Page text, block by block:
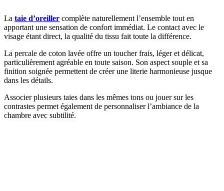
La taie d’oreiller complète naturellement l’ensemble tout en
apportant une sensation de confort immédiat. Le contact avec le
visage étant direct, la qualité du tissu fait toute la différence.
La percale de coton lavée offre un toucher frais, léger et délicat,
particulièrement agréable en toute saison. Son aspect souple et sa
finition soignée permettent de créer une literie harmonieuse jusque
dans les détails.
Associer plusieurs taies dans les mêmes tons ou jouer sur les
contrastes permet également de personnaliser l’ambiance de la
chambre avec subtilité.